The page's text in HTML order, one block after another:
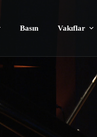
Basın Vakıflar